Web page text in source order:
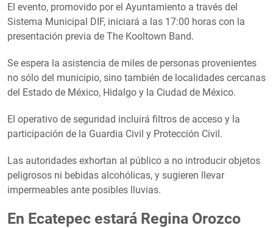
El evento, promovido por el Ayuntamiento a través del
Sistema Municipal DIF, iniciará a las 17:00 horas con la
presentación previa de The Kooltown Band.
Se espera la asistencia de miles de personas provenientes
no sólo del municipio, sino también de localidades cercanas
del Estado de México, Hidalgo y la Ciudad de México.
El operativo de seguridad incluirá filtros de acceso y la
participación de la Guardia Civil y Protección Civil.
Las autoridades exhortan al público a no introducir objetos
peligrosos ni bebidas alcohólicas, y sugieren llevar
impermeables ante posibles lluvias.
En Ecatepec estará Regina Orozco